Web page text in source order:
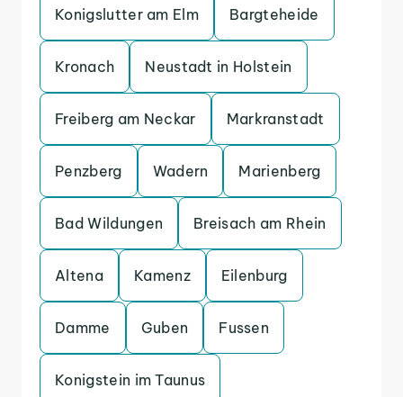
Konigslutter am Elm Bargteheide
Kronach Neustadt in Holstein
Freiberg am Neckar Markranstadt
Penzberg Wadern Marienberg
Bad Wildungen Breisach am Rhein
Altena Kamenz Eilenburg
Damme Guben Fussen
Konigstein im Taunus